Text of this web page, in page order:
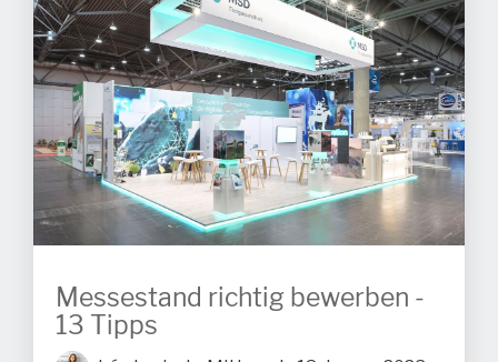
Messestand richtig bewerben -
13 Tipps